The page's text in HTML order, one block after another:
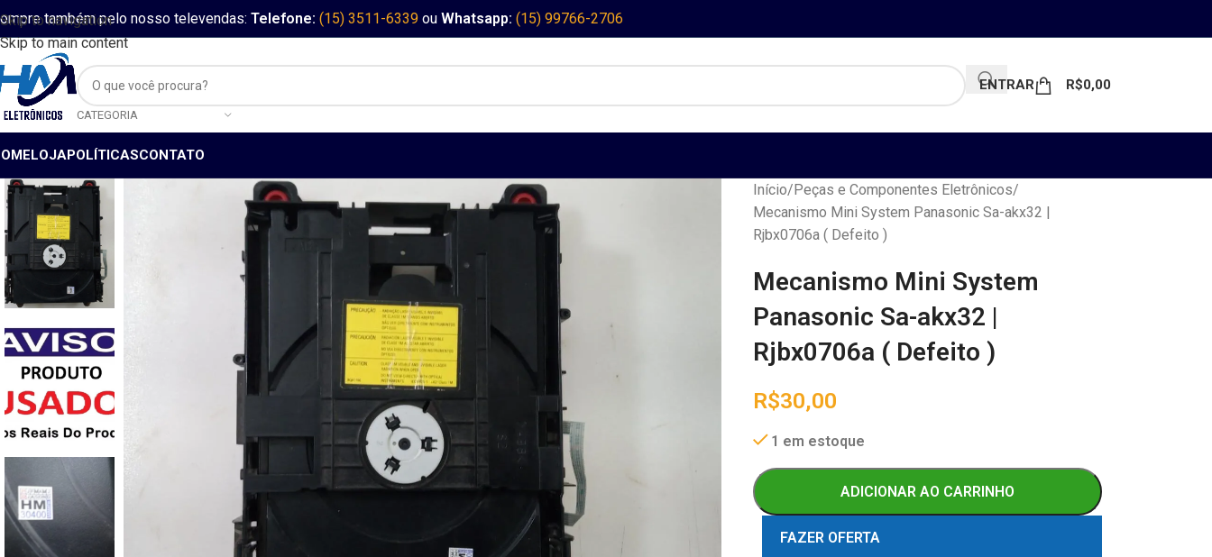
Skip to navigation
Skip to main content
também pelo nosso televendas: Telefone: (15) 3511-6339 ou Whatsapp: (15) 99766-2706
CATEGORIA
ENTRAR R$0,00
LOJAPOLÍTICASCONTATO
Início Peças e Componentes Eletrônicos
Mecanismo Mini System Panasonic Sa-akx32 |
Rjbx0706a ( Defeito )
Mecanismo Mini System
Panasonic Sa-akx32 |
Rjbx0706a ( Defeito )
R$30,00
1 em estoque
ADICIONAR AO CARRINHO
FAZER OFERTA